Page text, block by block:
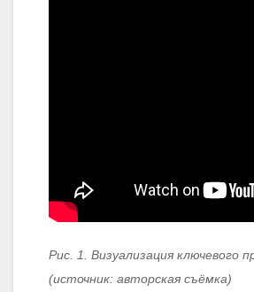
Рис. 1. Визуализация ключевого
(источник: авторская съёмка)